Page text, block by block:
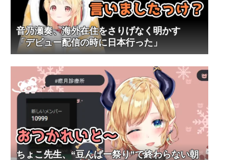
音乃瀬奏、海外在住をさりげなく明かす
「デビュー配信の時に日本行った」
ちょこ先生、“豆んばー祭り”で終わらない朝